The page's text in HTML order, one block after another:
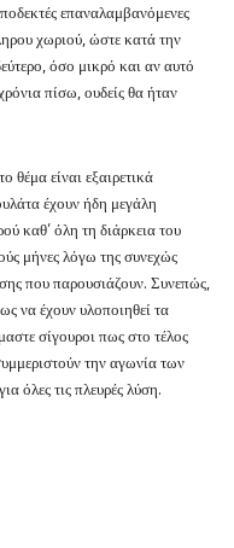
επαναλαμβανόμενες
χωριού, ώστε κατά την
όσο μικρό και αν αυτό
πίσω, ουδείς θα ήταν
θέμα είναι εξαιρετικά
έχουν ήδη μεγάλη
καθ’ όλη τη διάρκεια του
μήνες λόγω της συνεχώς
που παρουσιάζουν. Συνεπώς,
να έχουν υλοποιηθεί τα
σίγουροι πως στο τέλος
την αγωνία των
όλες τις πλευρές λύση.